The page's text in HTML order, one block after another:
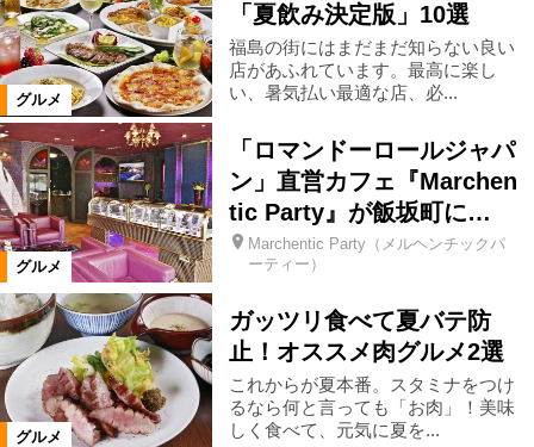
肉料理 ステーキ・鉄板焼き
焼肉 しゃぶしゃぶ
ラーメン そば・うどん
パン・ベーカリーレストラン
イタリアン ピザ
テイクアウト・弁当・惣菜 カフェ
グルメ
「夏飲み決定版」10選
福島の街にはまだまだ知らない良い
店があふれています。最高に楽し
い、暑気払い最適な店、必...
グルメ
「ロマンドーロールジャパ
ン」直営カフェ『Marchen
tic Party』が飯坂町に…
Marchentic Party（メルヘンチックパ
ーティー）
グルメ
ガッツリ食べて夏バテ防
止！オススメ肉グルメ2選
これからが夏本番。スタミナをつけ
るなら何と言っても「お肉」！美味
しく食べて、元気に夏を...